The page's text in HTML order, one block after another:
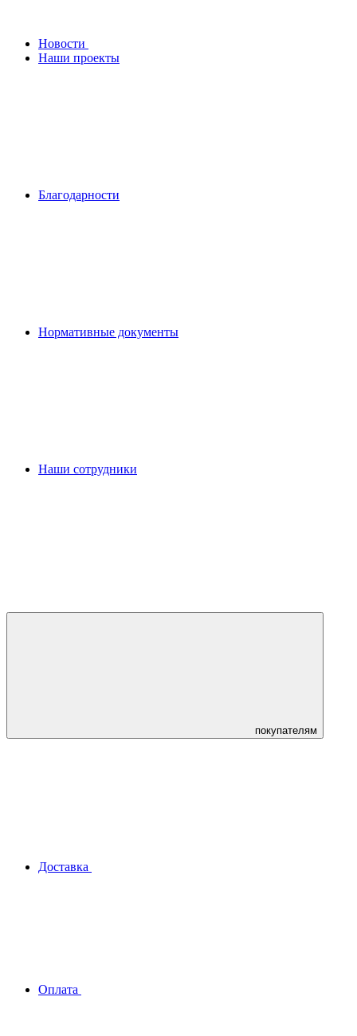
Новости
Наши проекты
Благодарности
Нормативные документы
Наши сотрудники
покупателям
Доставка
Оплата